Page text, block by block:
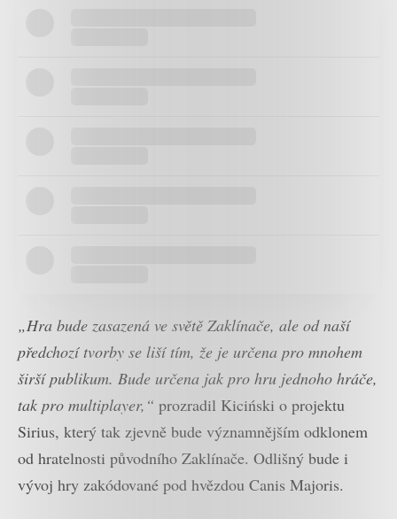
„Hra bude zasazená ve světě Zaklínače, ale od naší
předchozí tvorby se liší tím, že je určena pro mnohem
širší publikum. Bude určena jak pro hru jednoho hráče,
tak pro multiplayer,“ prozradil Kiciński o projektu
Sirius, který tak zjevně bude významnějším odklonem
od hratelnosti původního Zaklínače. Odlišný bude i
vývoj hry zakódované pod hvězdou Canis Majoris.